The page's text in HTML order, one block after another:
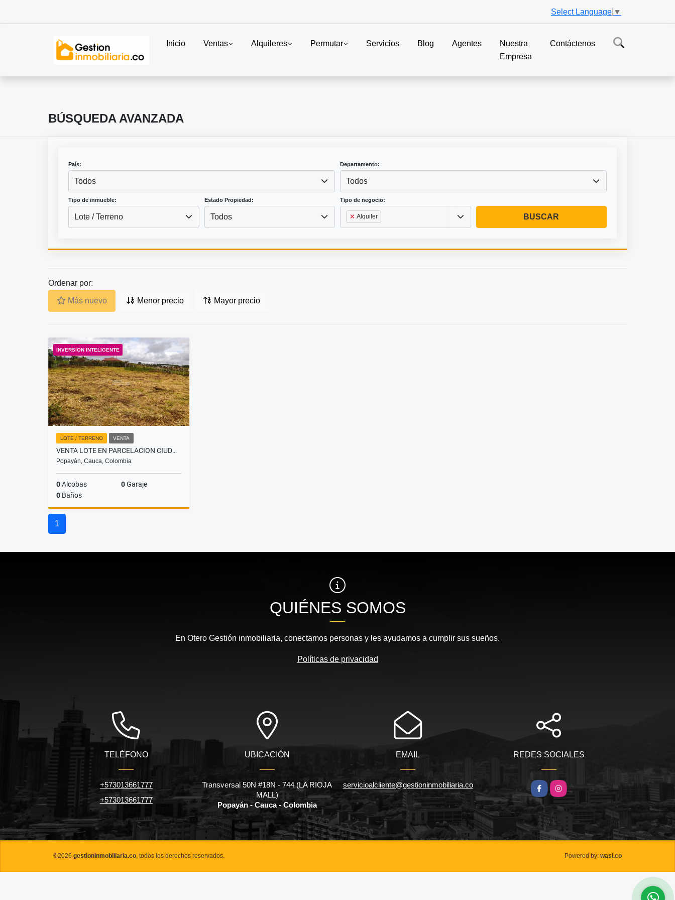
Select Language ▼
Inicio Ventas Alquileres Permutar Servicios Blog Agentes
Nuestra
Empresa
Contáctenos
BÚSQUEDA AVANZADA
País:
Todos
Departamento:
Todos
Tipo de inmueble:
Lote / Terreno
Estado Propiedad:
Todos
Tipo de negocio:
Alquiler BUSCAR
Ordenar por:
Más nuevo Menor precio Mayor precio
INVERSION INTELIGENTE
LOTE / TERRENO VENTA
VENTA LOTE EN PARCELACION CIUDAD VERDE - POPAYÁN 2154MT2
Popayán, Cauca, Colombia
0Alcobas 0Garaje
0 Baños
1
QUIÉNES SOMOS
En Otero Gestión inmobiliaria, conectamos personas y les ayudamos a cumplir sus sueños.
Políticas de privacidad
TELÉFONO
+573013661777
+573013661777
UBICACIÓN
Transversal 50N #18N - 744 (LA RIOJA
MALL)
Popayán - Cauca - Colombia
EMAIL
servicioalcliente@gestioninmobiliaria.co
REDES SOCIALES
Facebook
Instagram
©2026 gestioninmobiliaria.co , todos los derechos reservados. Powered by: wasi.co